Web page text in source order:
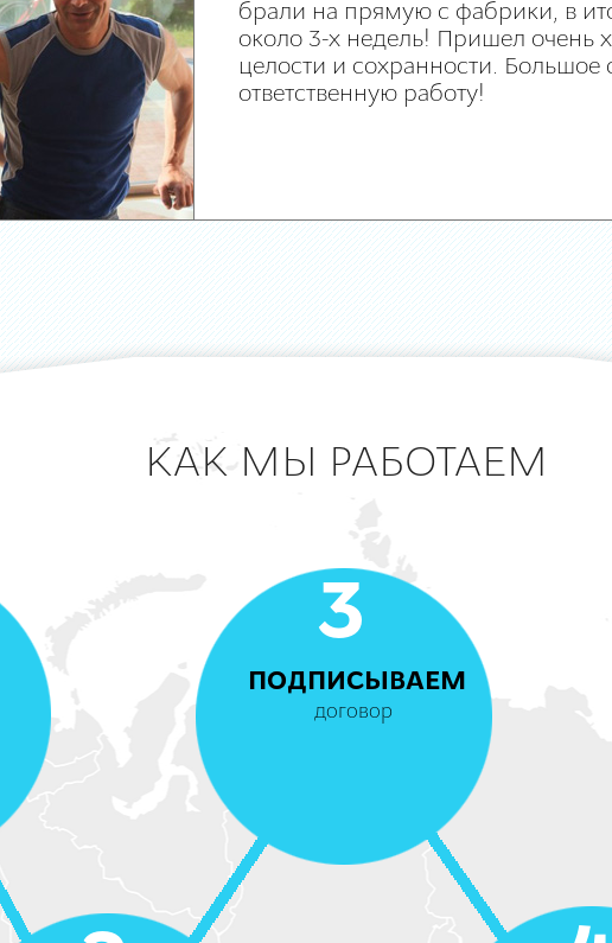
брали на прямую с фабрики, в
около 3-х недель! Пришел очень
целости и сохранности. Большое
ответственную работу!
КАК МЫ РАБОТАЕМ
3
ПОДПИСЫВАЕМ
договор